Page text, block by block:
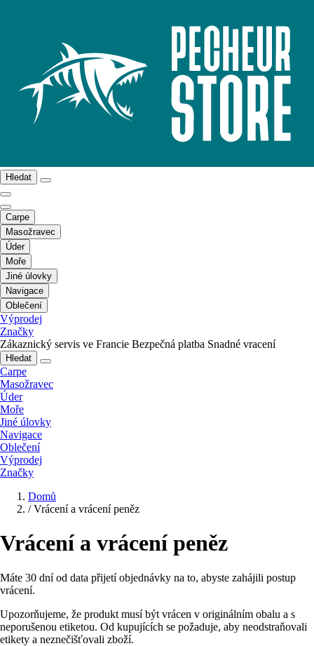
Hledat
Carpe
Masožravec
Úder
Moře
Jiné úlovky
Navigace
Oblečení
Výprodej
Značky
Zákaznický servis ve Francie Bezpečná platba Snadné vracení
Hledat
Carpe
Masožravec
Úder
Moře
Jiné úlovky
Navigace
Oblečení
Výprodej
Značky
Domů
/ Vrácení a vrácení peněz
Vrácení a vrácení peněz
Máte 30 dní od data přijetí objednávky na to, abyste zahájili postup
vrácení.
Upozorňujeme, že produkt musí být vrácen v originálním obalu a s
neporušenou etiketou. Od kupujících se požaduje, aby neodstraňovali
etikety a neznečišťovali zboží.